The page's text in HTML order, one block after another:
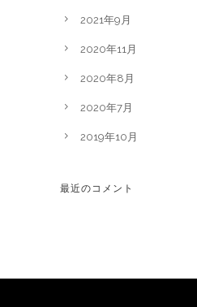
2021年9月
2020年11月
2020年8月
2020年7月
2019年10月
最近のコメント